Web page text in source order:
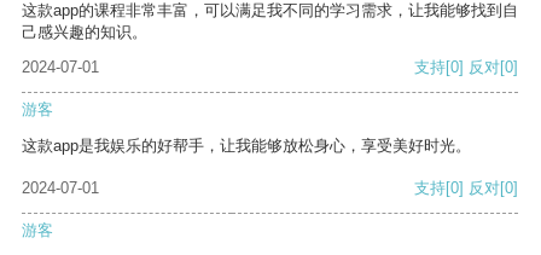
这款app的课程非常丰富，可以满足我不同的学习需求，让我能够找到自
己感兴趣的知识。
2024-07-01
支持[0] 反对[0]
游客
这款app是我娱乐的好帮手，让我能够放松身心，享受美好时光。
2024-07-01 支持[0] 反对[0]
游客